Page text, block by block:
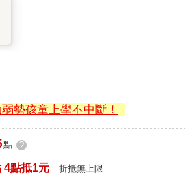
勢孩童上學不中斷！
點 ?
4點抵1元 折抵無上限